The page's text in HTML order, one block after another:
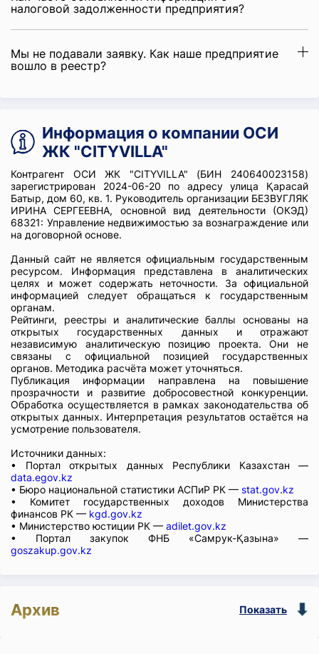
налоговой задолженности предприятия?
Мы не подавали заявку. Как наше предприятие
вошло в реестр?
Информация о компании ОСИ
ЖК "CITYVILLA"
Контрагент ОСИ ЖК "CITYVILLA" (БИН 240640023158)
зарегистрирован 2024-06-20 по адресу улица Қарасай
Батыр, дом 60, кв. 1. Руководитель организации БЕЗВУГЛЯК
ИРИНА СЕРГЕЕВНА, основной вид деятельности (ОКЭД)
68321: Управление недвижимостью за вознаграждение или
на договорной основе.
Данный сайт не является официальным государственным
ресурсом. Информация представлена в аналитических
целях и может содержать неточности. За официальной
информацией следует обращаться к государственным
органам.
Рейтинги, реестры и аналитические баллы основаны на
открытых государственных данных и отражают
независимую аналитическую позицию проекта. Они не
связаны с официальной позицией государственных
органов. Методика расчёта может уточняться.
Публикация информации направлена на повышение
прозрачности и развитие добросовестной конкуренции.
Обработка осуществляется в рамках законодательства об
открытых данных. Интерпретация результатов остаётся на
усмотрение пользователя.
Источники данных:
• Портал открытых данных Республики Казахстан —
data.egov.kz
• Бюро национальной статистики АСПиР РК — stat.gov.kz
• Комитет государственных доходов Министерства
финансов РК — kgd.gov.kz
• Министерство юстиции РК — adilet.gov.kz
• Портал закупок ФНБ «Самрук-Қазына» —
goszakup.gov.kz
Архив Показать